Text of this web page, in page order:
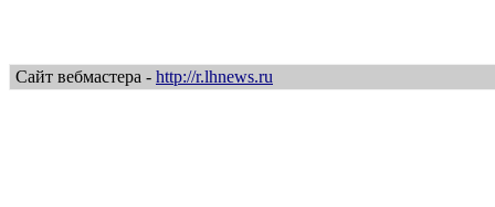
Сайт вебмастера - http://r.lhnews.ru